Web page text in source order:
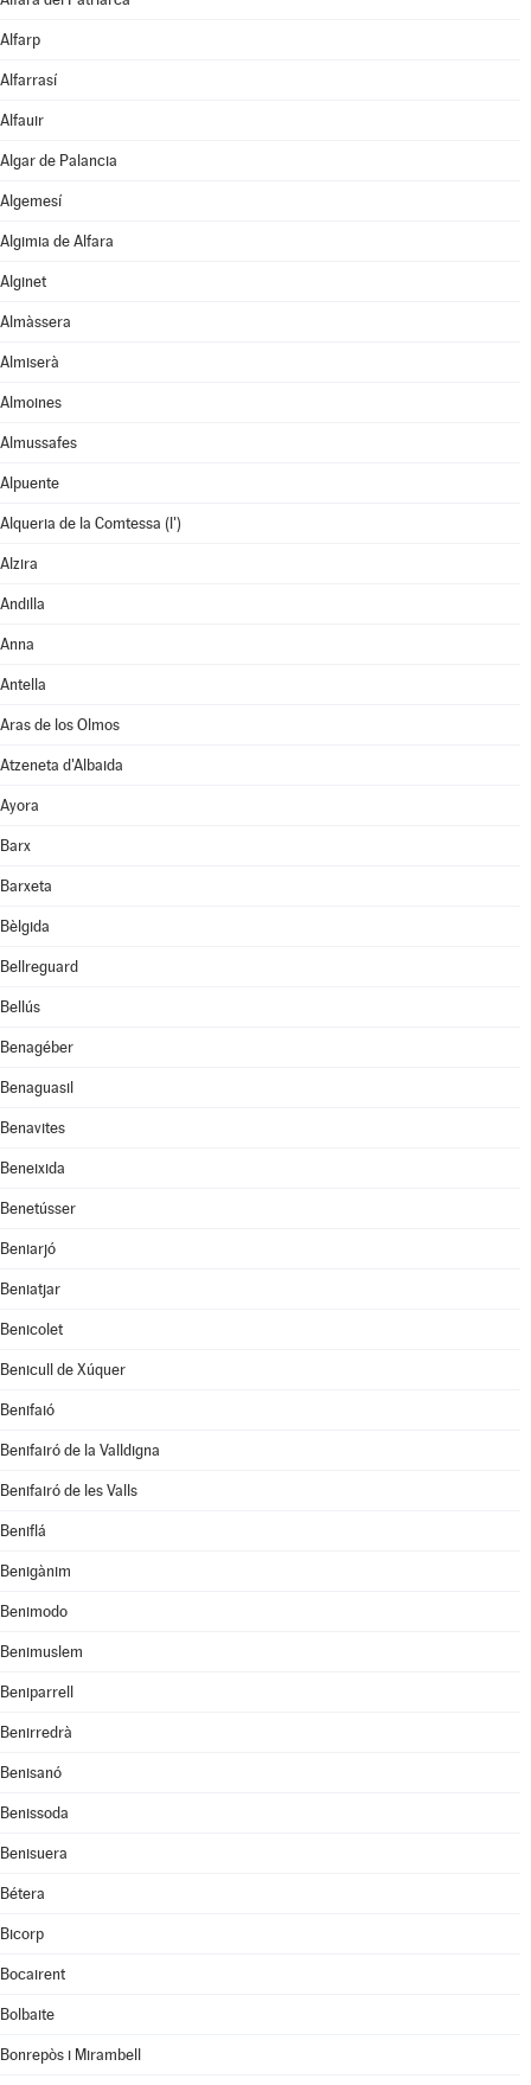
Alfarp
Alfarrasí
Alfauir
Algar de Palancia
Algemesí
Algimia de Alfara
Alginet
Almàssera
Almiserà
Almoines
Almussafes
Alpuente
Alqueria de la Comtessa (l')
Alzira
Andilla
Anna
Antella
Aras de los Olmos
Atzeneta d'Albaida
Ayora
Barx
Barxeta
Bèlgida
Bellreguard
Bellús
Benagéber
Benaguasil
Benavites
Beneixida
Benetússer
Beniarjó
Beniatjar
Benicolet
Benicull de Xúquer
Benifaió
Benifairó de la Valldigna
Benifairó de les Valls
Beniflá
Benigànim
Benimodo
Benimuslem
Beniparrell
Benirredrà
Benisanó
Benissoda
Benisuera
Bétera
Bicorp
Bocairent
Bolbaite
Bonrepòs i Mirambell